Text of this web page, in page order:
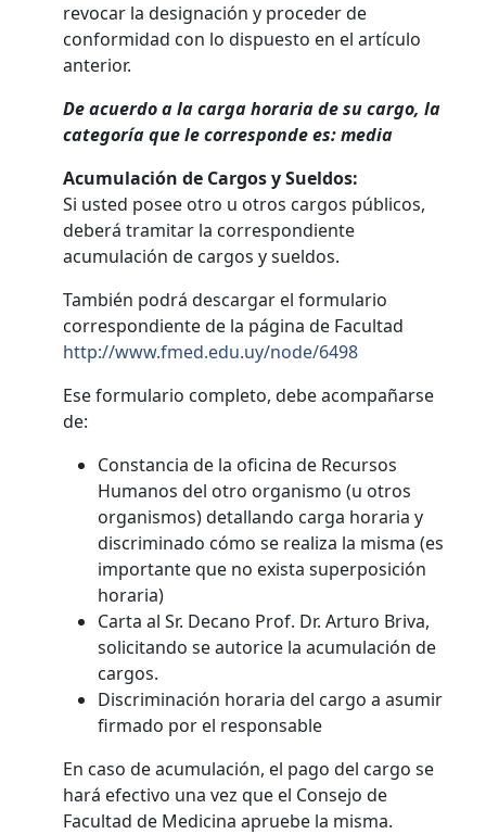
revocar la designación y proceder de
conformidad con lo dispuesto en el artículo
anterior.
De acuerdo a la carga horaria de su cargo, la
categoría que le corresponde es: media
Acumulación de Cargos y Sueldos:
Si usted posee otro u otros cargos públicos,
deberá tramitar la correspondiente
acumulación de cargos y sueldos.
También podrá descargar el formulario
correspondiente de la página de Facultad
http://www.fmed.edu.uy/node/6498
Ese formulario completo, debe acompañarse
de:
Constancia de la oficina de Recursos
Humanos del otro organismo (u otros
organismos) detallando carga horaria y
discriminado cómo se realiza la misma (es
importante que no exista superposición
horaria)
Carta al Sr. Decano Prof. Dr. Arturo Briva,
solicitando se autorice la acumulación de
cargos.
Discriminación horaria del cargo a asumir
firmado por el responsable
En caso de acumulación, el pago del cargo se
hará efectivo una vez que el Consejo de
Facultad de Medicina apruebe la misma.